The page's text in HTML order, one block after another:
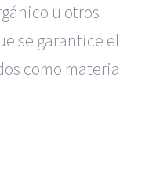
u otros
se garantice el
como materia